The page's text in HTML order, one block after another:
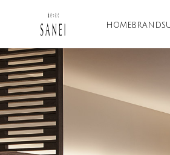
HOME BRAND